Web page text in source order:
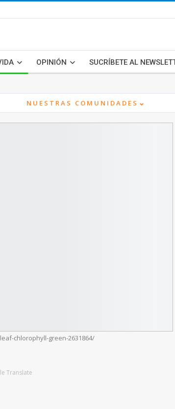
OPINIÓN SUCRÍBETE AL
NUESTRAS COMUNIDADES ⌄
chlorophyll-green-2631864/
Translate